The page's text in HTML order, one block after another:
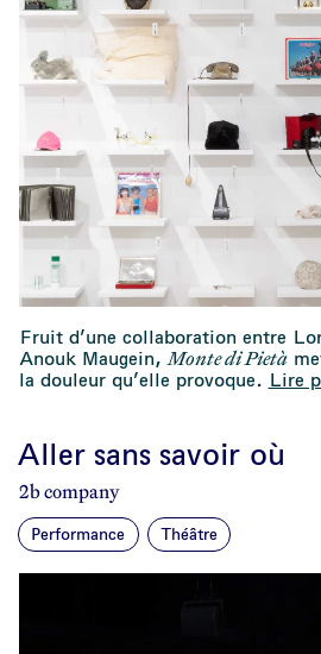
Fruit d’une collaboration entre
Anouk Maugein,Monte di Pietà
la douleur qu’elle provoque. Lire
Aller sans savoir où
2b company
Performance Théâtre